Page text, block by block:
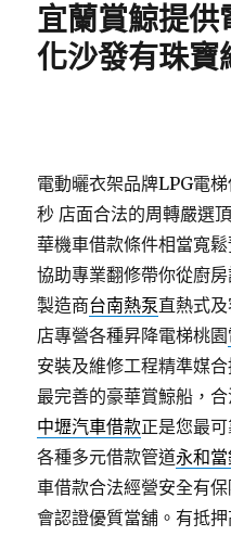
宜蘭賞鯨提供
化沙發有珠寶
電動曬衣架品牌LPG電
秒 店面合法的周轉嚴選
華機車借款條件相當寬
協助專業翻修帶你從廚
製造商台南熱泵直熱式
店專營各種昇降電梯桃園
安裝及維修工程精準媒
最完善的豪華賞鯨船，
中壢汽車借款正是您最
各種多元借款管道永和
車借款合法經營安全有
會認證優質當舖。有抵